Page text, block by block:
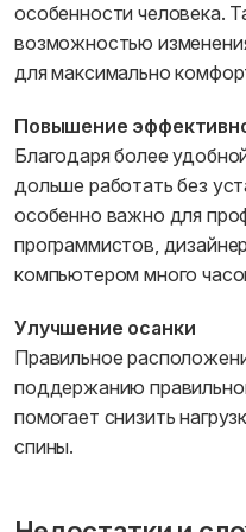
особенности человека.
возможностью
для максимально
Повышение
Благодаря более
дольше работать без
особенно важно для
программистов,
компьютером много
Улучшение осанки
Правильное
поддержанию
помогает снизить
спины.